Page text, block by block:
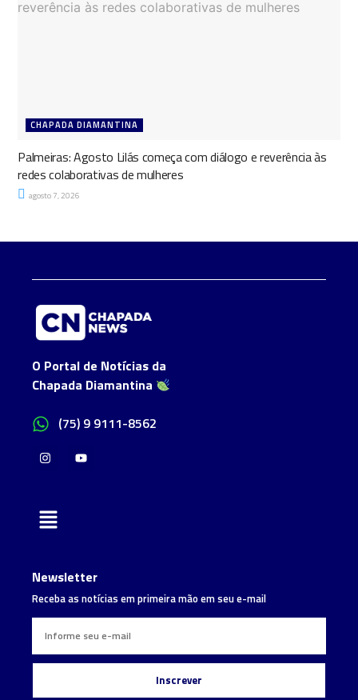
CHAPADA DIAMANTINA
Palmeiras: Agosto Lilás começa com diálogo e reverência às
redes colaborativas de mulheres
agosto 7, 2026
O Portal de Notícias da
Chapada Diamantina
(75) 9 9111-8562
Newsletter
Receba as notícias em primeira mão em seu e-mail
Inscrever